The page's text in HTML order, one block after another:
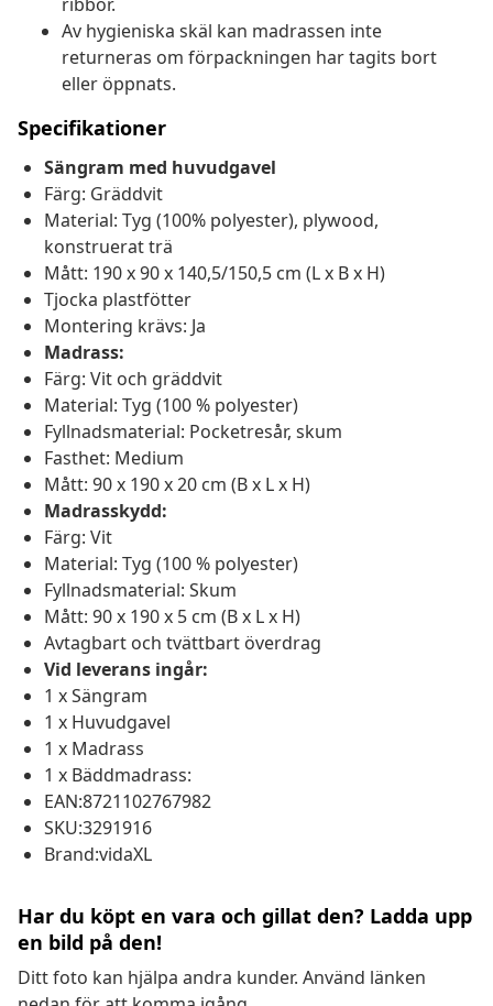
Av hygieniska skäl kan madrassen inte
returneras om förpackningen har tagits bort
eller öppnats.
Specifikationer
Sängram med huvudgavel
Färg: Gräddvit
Material: Tyg (100% polyester), plywood,
konstruerat trä
Mått: 190 x 90 x 140,5/150,5 cm (L x B x H)
Tjocka plastfötter
Montering krävs: Ja
Madrass:
Färg: Vit och gräddvit
Material: Tyg (100 % polyester)
Fyllnadsmaterial: Pocketresår, skum
Fasthet: Medium
Mått: 90 x 190 x 20 cm (B x L x H)
Madrasskydd:
Färg: Vit
Material: Tyg (100 % polyester)
Fyllnadsmaterial: Skum
Mått: 90 x 190 x 5 cm (B x L x H)
Avtagbart och tvättbart överdrag
Vid leverans ingår:
1 x Sängram
1 x Huvudgavel
1 x Madrass
1 x Bäddmadrass:
EAN:8721102767982
SKU:3291916
Brand:vidaXL
Har du köpt en vara och gillat den? Ladda upp
en bild på den!
Ditt foto kan hjälpa andra kunder. Använd länken